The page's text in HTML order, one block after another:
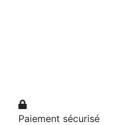
Paiement sécurisé